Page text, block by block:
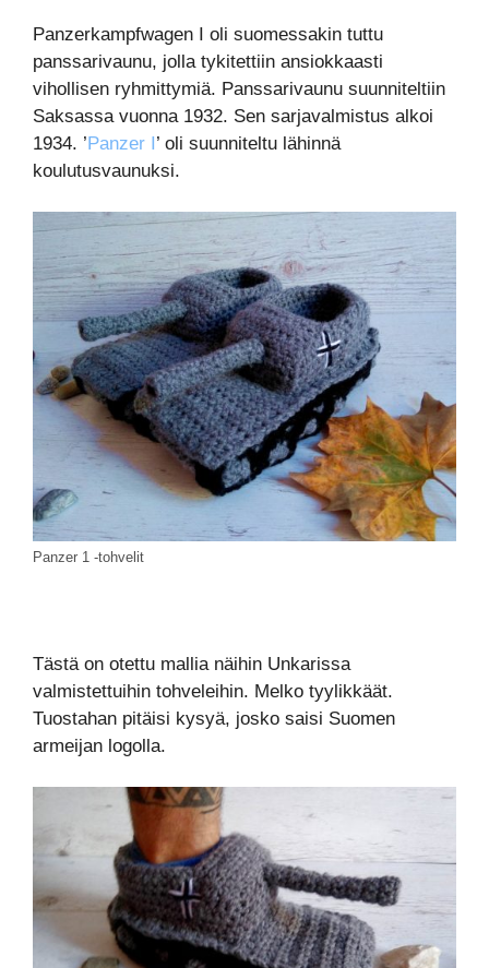
Panzerkampfwagen I oli suomessakin tuttu
panssarivaunu, jolla tykitettiin ansiokkaasti
vihollisen ryhmittymiä. Panssarivaunu suunniteltiin
Saksassa vuonna 1932. Sen sarjavalmistus alkoi
1934. ’Panzer I’ oli suunniteltu lähinnä
koulutusvaunuksi.
Panzer 1 -tohvelit
Tästä on otettu mallia näihin Unkarissa
valmistettuihin tohveleihin. Melko tyylikkäät.
Tuostahan pitäisi kysyä, josko saisi Suomen
armeijan logolla.